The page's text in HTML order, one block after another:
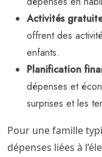
Activités
offrent des
enfants.
Planification
dépenses et
surprises et les
Pour une famille
dépenses liées à